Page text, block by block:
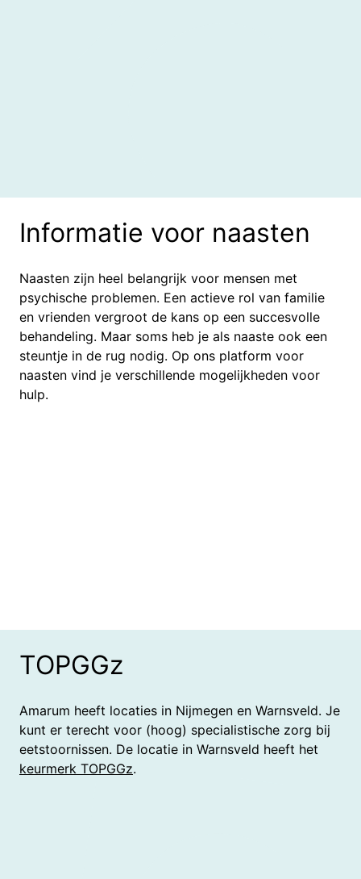
Informatie voor naasten
Naasten zijn heel belangrijk voor mensen met
psychische problemen. Een actieve rol van familie
en vrienden vergroot de kans op een succesvolle
behandeling. Maar soms heb je als naaste ook een
steuntje in de rug nodig. Op ons platform voor
naasten vind je verschillende mogelijkheden voor
hulp.
TOPGGz
Amarum heeft locaties in Nijmegen en Warnsveld. Je
kunt er terecht voor (hoog) specialistische zorg bij
eetstoornissen. De locatie in Warnsveld heeft het
keurmerk TOPGGz.